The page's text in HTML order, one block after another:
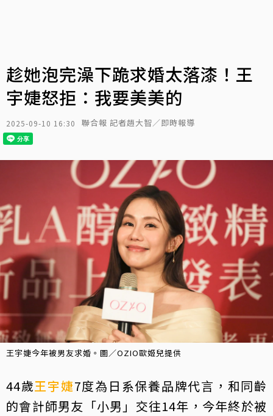
趁她泡完澡下跪求婚太落漆！王
宇婕怒拒：我要美美的
2025-09-10 16:30 聯合報 記者趙大智／即時報導
王宇婕今年被男友求婚。圖／OZIO歐姬兒提供
44歲王宇婕7度為日系保養品牌代言，和同齡
的會計師男友「小男」交往14年，今年終於被